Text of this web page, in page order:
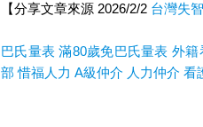
【分享文章來源 2026/2/2 台灣失
巴氏量表 滿80歲免巴氏量表 外籍
部 惜福人力 A級仲介 人力仲介 看